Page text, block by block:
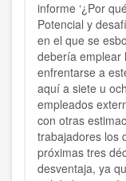
informe ‘¿Por
Potencial y
en el que se
debería emplear
enfrentarse a
aquí a siete u
empleados
con otras
trabajadores los
próximas tres
desventaja, ya